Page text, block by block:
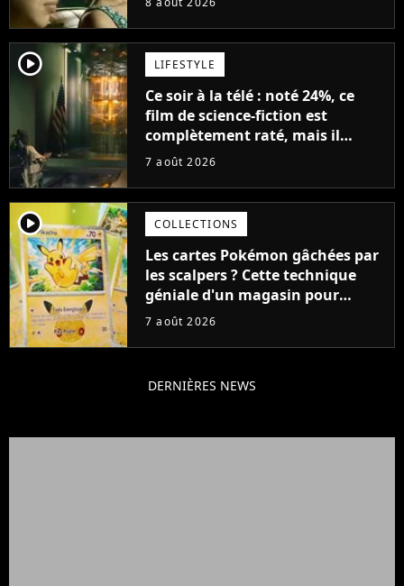
player2 LIFESTYLE
Ce soir à la télé : noté 24%, ce
film de science-fiction est
complètement raté, mais il
aurait pu être encore pire à
7 août 2026
player2 COLLECTIONS
Les cartes Pokémon gâchées par
les scalpers ? Cette technique
géniale d'un magasin pour
ruiner les revendeurs
7 août 2026
DERNIÈRES NEWS